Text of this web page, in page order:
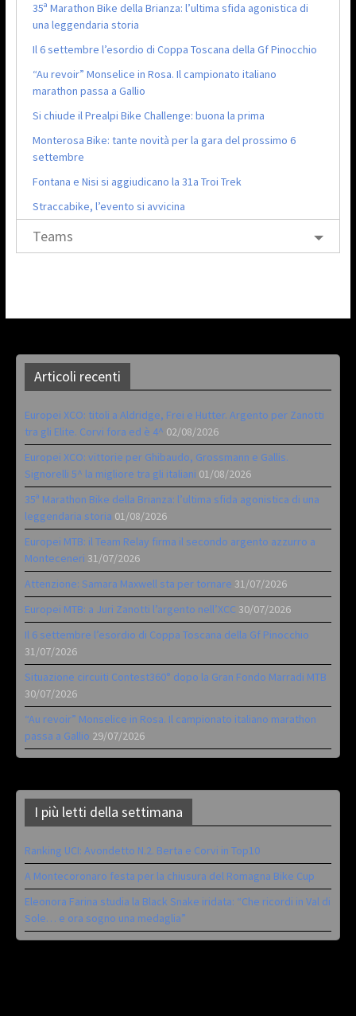
35ª Marathon Bike della Brianza: l’ultima sfida agonistica di
una leggendaria storia
Il 6 settembre l’esordio di Coppa Toscana della Gf Pinocchio
“Au revoir” Monselice in Rosa. Il campionato italiano
marathon passa a Gallio
Si chiude il Prealpi Bike Challenge: buona la prima
Monterosa Bike: tante novità per la gara del prossimo 6
settembre
Fontana e Nisi si aggiudicano la 31a Troi Trek
Straccabike, l’evento si avvicina
Teams
Articoli recenti
Europei XCO: titoli a Aldridge, Frei e Hutter. Argento per Zanotti
tra gli Elite. Corvi fora ed è 4^ 02/08/2026
Europei XCO: vittorie per Ghibaudo, Grossmann e Gallis.
Signorelli 5^ la migliore tra gli italiani 01/08/2026
35ª Marathon Bike della Brianza: l’ultima sfida agonistica di una
leggendaria storia 01/08/2026
Europei MTB: il Team Relay firma il secondo argento azzurro a
Monteceneri 31/07/2026
Attenzione: Samara Maxwell sta per tornare 31/07/2026
Europei MTB: a Juri Zanotti l’argento nell’XCC 30/07/2026
Il 6 settembre l’esordio di Coppa Toscana della Gf Pinocchio
31/07/2026
Situazione circuiti Contest360° dopo la Gran Fondo Marradi MTB
30/07/2026
“Au revoir” Monselice in Rosa. Il campionato italiano marathon
passa a Gallio 29/07/2026
I più letti della settimana
Ranking UCI: Avondetto N.2. Berta e Corvi in Top10
A Montecoronaro festa per la chiusura del Romagna Bike Cup
Eleonora Farina studia la Black Snake iridata: “Che ricordi in Val di
Sole… e ora sogno una medaglia”